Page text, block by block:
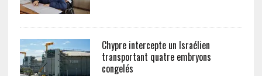
Chypre intercepte un Israélien
transportant quatre embryons
congelés